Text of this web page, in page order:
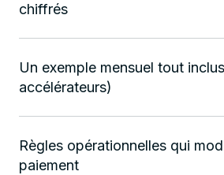
chiffrés
Un exemple mensuel tout
accélérateurs)
Règles opérationnelles qui
paiement